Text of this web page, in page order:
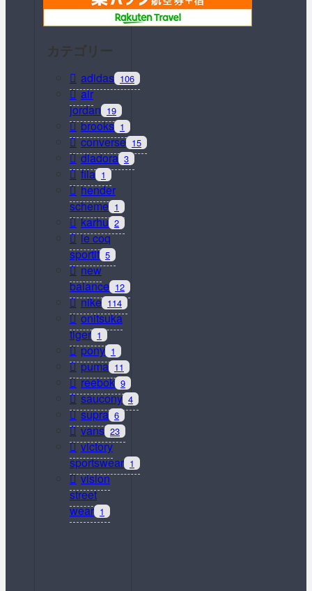
カテゴリー
adidas 106
air
jordan 19
brooks 1
converse 15
diadora 3
fila 1
hender
scheme 1
karhu 2
le coq
sportif 5
new
balance 12
nike 114
onitsuka
tiger 1
pony 1
puma 11
reebok 9
saucony 4
supra 6
vans 23
victory
sportswear 1
vision
street
wear 1